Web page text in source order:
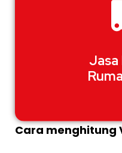
Jasa
Cara menghitung